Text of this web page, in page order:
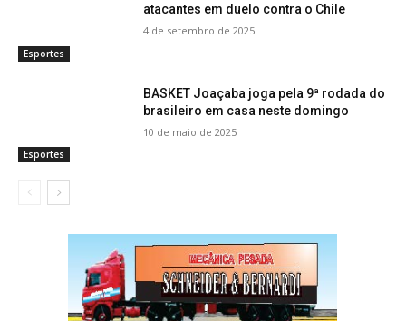
Esportes
atacantes em duelo contra o Chile
4 de setembro de 2025
Esportes
BASKET Joaçaba joga pela 9ª rodada do
brasileiro em casa neste domingo
10 de maio de 2025